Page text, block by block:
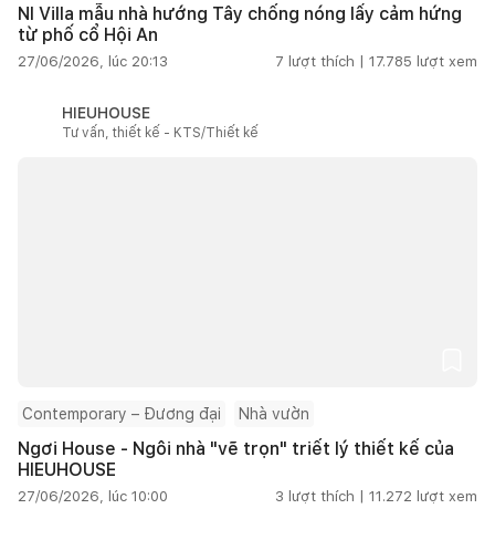
NI Villa mẫu nhà hướng Tây chống nóng lấy cảm hứng
từ phố cổ Hội An
27/06/2026, lúc 20:13 7 lượt thích | 17.785 lượt xem
HIEUHOUSE
Tư vấn, thiết kế - KTS/Thiết kế
Contemporary – Đương đại Nhà vườn
Ngơi House - Ngôi nhà "vẽ trọn" triết lý thiết kế của
HIEUHOUSE
27/06/2026, lúc 10:00 3 lượt thích | 11.272 lượt xem